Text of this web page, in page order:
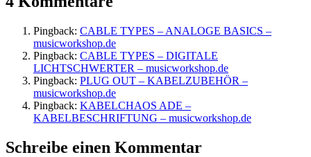
Pingback: CABLE TYPES – ANALOGE BASICS –
musicworkshop.de
Pingback: CABLE TYPES – DIGITALE
LICHTSCHWERTER – musicworkshop.de
Pingback: PLUG OUT – KABELZUBEHÖR –
musicworkshop.de
Pingback: KABELCHAOS ADE –
KABELBESCHRIFTUNG – musicworkshop.de
Schreibe einen Kommentar